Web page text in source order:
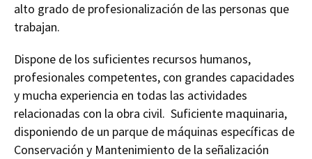
alto grado de profesionalización de las personas que
trabajan.
Dispone de los suficientes recursos humanos,
profesionales competentes, con grandes capacidades
y mucha experiencia en todas las actividades
relacionadas con la obra civil. Suficiente maquinaria,
disponiendo de un parque de máquinas específicas de
Conservación y Mantenimiento de la señalización